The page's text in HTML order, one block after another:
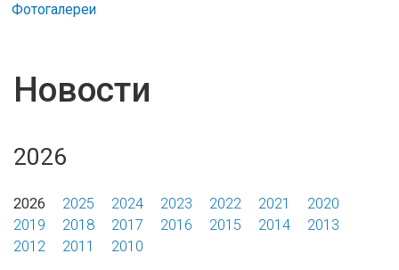
Фотогалереи
Новости
2026
2026 2025 2024 2023 2022 2021
2020
2019
2018 2017 2016 2015 2014
2013
2012
2011 2010